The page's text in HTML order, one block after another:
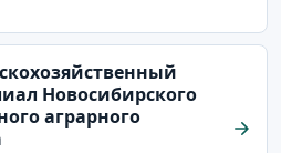
Новосибирского
аграрного